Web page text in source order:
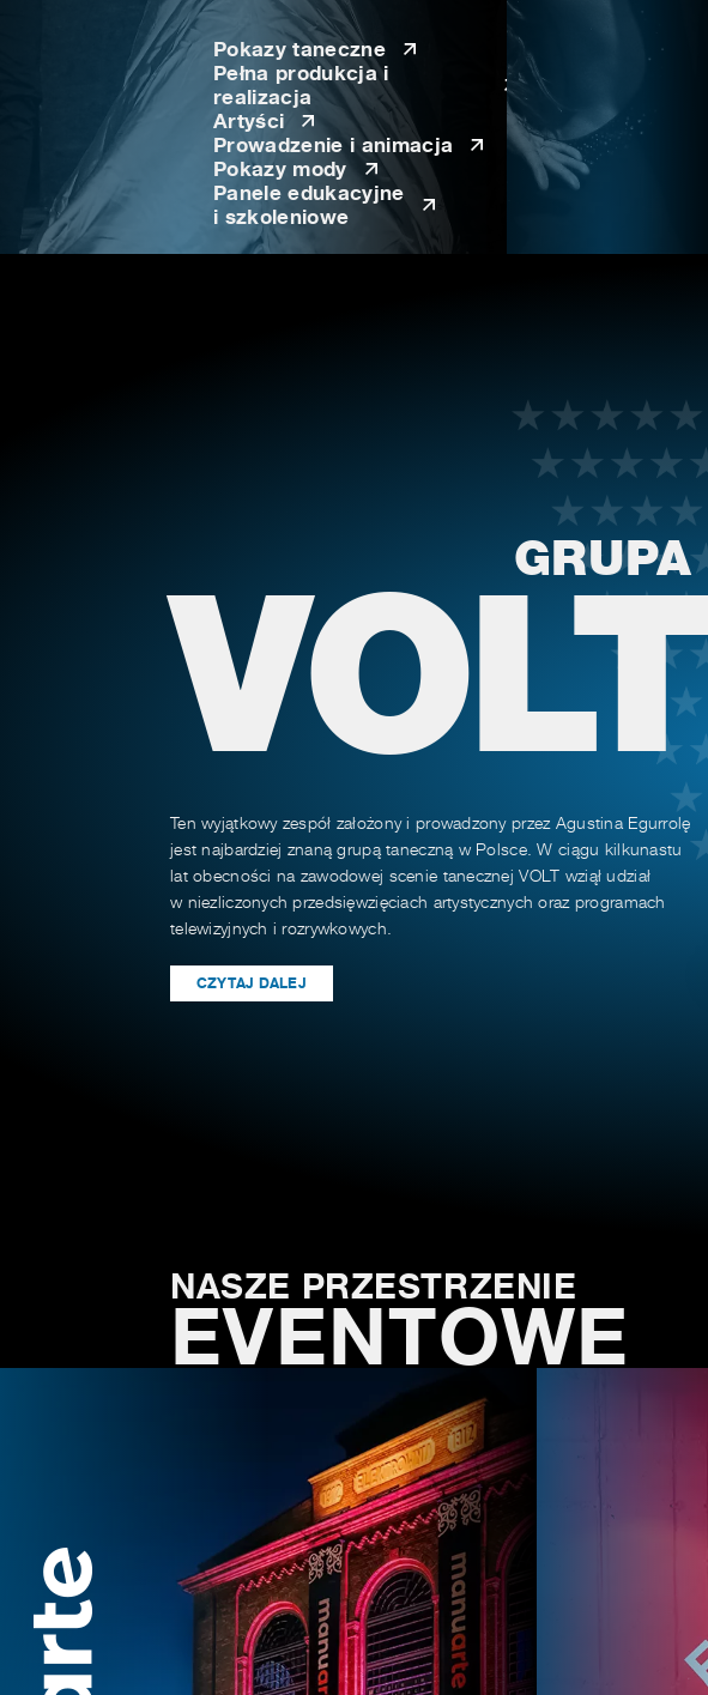
Pokazy taneczne
Pełna produkcja i
realizacja
Artyści
Prowadzenie i animacja
Pokazy mody
Panele edukacyjne
i szkoleniowe
GRUPA
VOLT
Ten wyjątkowy zespół założony i prowadzony przez Agustina Egurrolę
jest najbardziej znaną grupą taneczną w Polsce. W ciągu kilkunastu
lat obecności na zawodowej scenie tanecznej VOLT wziął udział
w niezliczonych przedsięwzięciach artystycznych oraz programach
telewizyjnych i rozrywkowych.
CZYTAJ DALEJ
NASZE PRZESTRZENIE
EVENTOWE